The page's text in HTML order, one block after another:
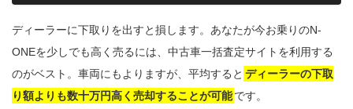
ディーラーに下取りを出すと損します。あなたが今お乗りのN-
ONEを少しでも高く売るには、中古車一括査定サイトを利用する
のがベスト。車両にもよりますが、平均すると ディーラーの下取
り額よりも数十万円高く売却することが可能です。